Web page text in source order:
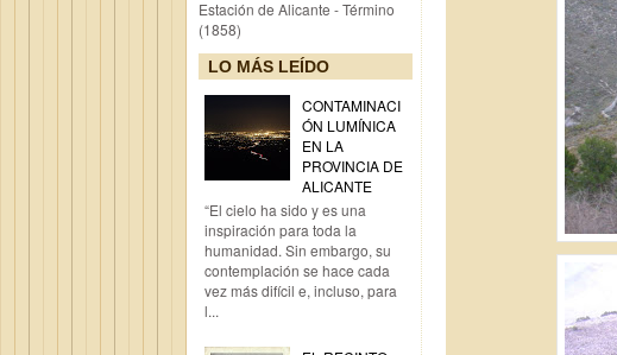
Estación de Alicante - Término
(1858)
LO MÁS LEÍDO
CONTAMINACI
ÓN LUMÍNICA
EN LA
PROVINCIA DE
ALICANTE
“El cielo ha sido y es una
inspiración para toda la
humanidad. Sin embargo, su
contemplación se hace cada
vez más difícil e, incluso, para
l...